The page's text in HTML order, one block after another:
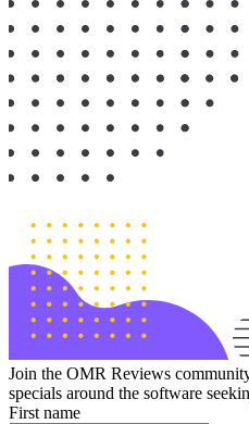
Join the OMR Reviews
specials around the software
First name